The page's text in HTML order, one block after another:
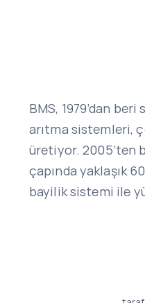
BMS, 1979’dan
arıtma sistemleri,
üretiyor. 2005’ten
çapında yaklaşık
bayilik sistemi ile